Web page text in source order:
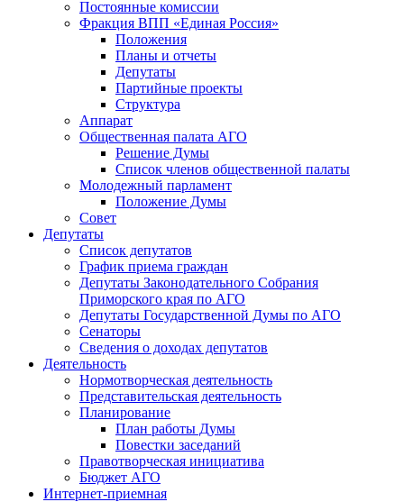
Постоянные комиссии
Фракция ВПП «Единая Россия»
Положения
Планы и отчеты
Депутаты
Партийные проекты
Структура
Аппарат
Общественная палата АГО
Решение Думы
Список членов общественной палаты
Молодежный парламент
Положение Думы
Совет
Депутаты
Список депутатов
График приема граждан
Депутаты Законодательного Собрания
Приморского края по АГО
Депутаты Государственной Думы по АГО
Сенаторы
Сведения о доходах депутатов
Деятельность
Нормотворческая деятельность
Представительская деятельность
Планирование
План работы Думы
Повестки заседаний
Правотворческая инициатива
Бюджет АГО
Интернет-приемная